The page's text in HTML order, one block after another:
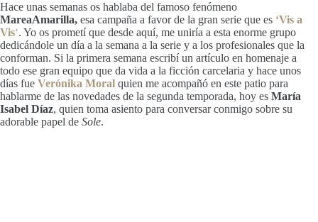
Hace unas semanas os hablaba del famoso fenómeno
MareaAmarilla, esa campaña a favor de la gran serie que es ‘Vis a
Vis‘. Yo os prometí que desde aquí, me uniría a esta enorme grupo
dedicándole un día a la semana a la serie y a los profesionales que la
conforman. Si la primera semana escribí un artículo en homenaje a
todo ese gran equipo que da vida a la ficción carcelaria y hace unos
días fue Verónika Moral quien me acompañó en este patio para
hablarme de las novedades de la segunda temporada, hoy es María
Isabel Díaz, quien toma asiento para conversar conmigo sobre su
adorable papel de Sole.